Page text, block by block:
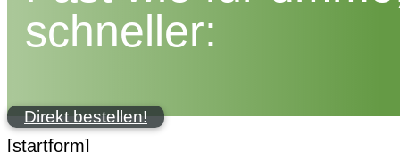
schneller:
Direkt bestellen!
[startform]